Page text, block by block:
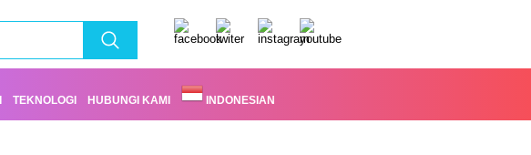
TEKNOLOGI HUBUNGI KAMI INDONESIAN